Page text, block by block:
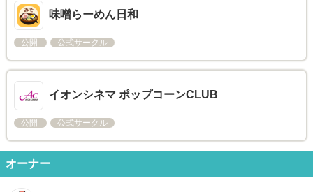
味噌らーめん日和
公開 公式サークル
イオンシネマ ポップコーンCLUB
公開 公式サークル
オーナー